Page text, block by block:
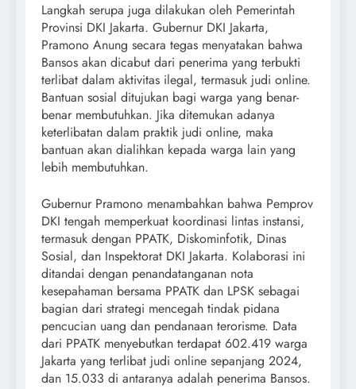
Langkah serupa juga dilakukan oleh Pemerintah
Provinsi DKI Jakarta. Gubernur DKI Jakarta,
Pramono Anung secara tegas menyatakan bahwa
Bansos akan dicabut dari penerima yang terbukti
terlibat dalam aktivitas ilegal, termasuk judi online.
Bantuan sosial ditujukan bagi warga yang benar-
benar membutuhkan. Jika ditemukan adanya
keterlibatan dalam praktik judi online, maka
bantuan akan dialihkan kepada warga lain yang
lebih membutuhkan.
Gubernur Pramono menambahkan bahwa Pemprov
DKI tengah memperkuat koordinasi lintas instansi,
termasuk dengan PPATK, Diskominfotik, Dinas
Sosial, dan Inspektorat DKI Jakarta. Kolaborasi ini
ditandai dengan penandatanganan nota
kesepahaman bersama PPATK dan LPSK sebagai
bagian dari strategi mencegah tindak pidana
pencucian uang dan pendanaan terorisme. Data
dari PPATK menyebutkan terdapat 602.419 warga
Jakarta yang terlibat judi online sepanjang 2024,
dan 15.033 di antaranya adalah penerima Bansos.